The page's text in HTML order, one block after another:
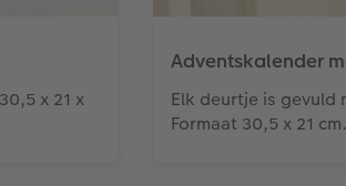
x 21 x
Adventskalender
Elk deurtje is gevuld
Formaat 30,5 x 21 cm.